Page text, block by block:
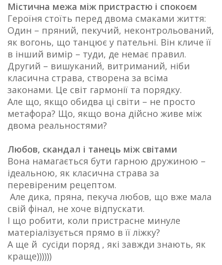
Містична межа між пристрастю і спокоєм
Героїня стоїть перед двома смаками життя:
Один – пряний, пекучий, неконтрольований,
як вогонь, що танцює у пательні. Він кличе її
в інший вимір – туди, де немає правил.
Другий – вишуканий, витриманий, ніби
класична страва, створена за всіма
законами. Це світ гармонії та порядку.
Але що, якщо обидва ці світи – не просто
метафора? Що, якщо вона дійсно живе між
двома реальностями?
Любов, скандал і танець між світами
Вона намагається бути гарною дружиною –
ідеальною, як класична страва за
перевіреним рецептом.
Але дика, пряна, пекуча любов, що вже мала
свій фінал, не хоче відпускати.
І що робити, коли пристрасне минуле
матеріалізується прямо в її ліжку?
А ще й сусіди поряд , які завжди знають, як
краще))))))